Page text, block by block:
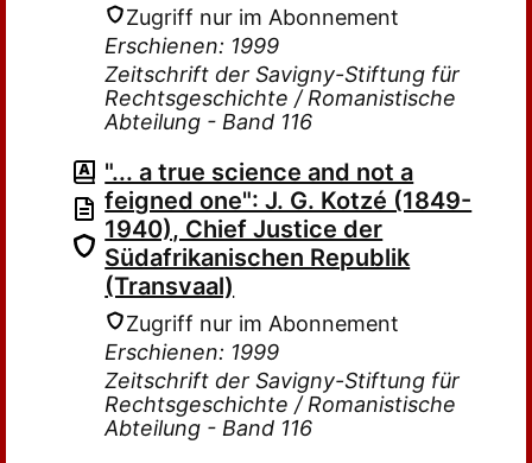
Zugriff nur im Abonnement
Erschienen: 1999
Zeitschrift der Savigny-Stiftung für
Rechtsgeschichte / Romanistische
Abteilung - Band 116
"... a true science and not a
feigned one": J. G. Kotzé (1849-
1940), Chief Justice der
Südafrikanischen Republik
(Transvaal)
Zugriff nur im Abonnement
Erschienen: 1999
Zeitschrift der Savigny-Stiftung für
Rechtsgeschichte / Romanistische
Abteilung - Band 116